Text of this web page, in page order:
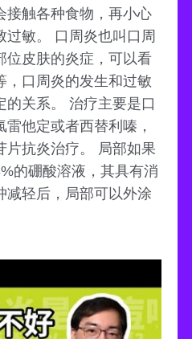
接触各种食物，再小心
过敏。 口周炎也叫口周
位皮肤的炎症，可以看
，口周炎的发生和过敏
的关系。 治疗主要是口
他定或者西替利嗪，
片抗炎治疗。 局部如果
的硼酸溶液，其具有消
减轻后，局部可以外涂